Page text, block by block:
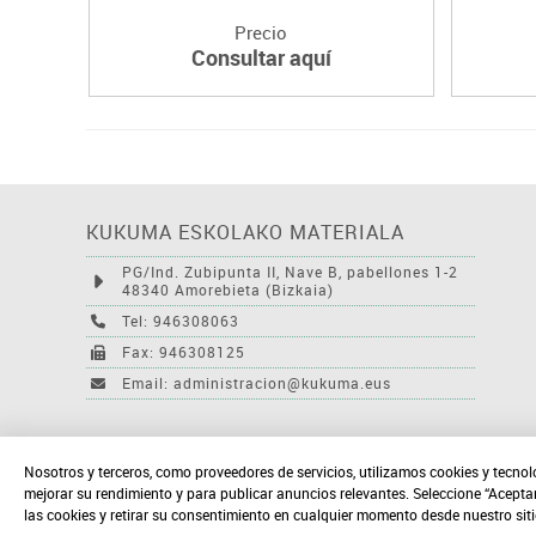
Precio
Consultar aquí
KUKUMA ESKOLAKO MATERIALA
PG/Ind. Zubipunta II, Nave B, pabellones 1-2
48340 Amorebieta (Bizkaia)
Tel: 946308063
Fax: 946308125
Email: administracion@kukuma.eus
Nosotros y terceros, como proveedores de servicios, utilizamos cookies y
mejorar su rendimiento y para publicar anuncios relevantes. Seleccione
las cookies y retirar su consentimiento en cualquier momento desde nuestro